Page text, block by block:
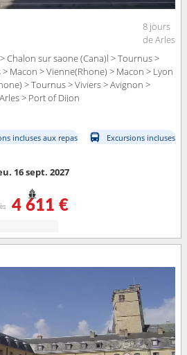
8 jours
de Arles
Chalon sur saone (Cana)l > Tournus >
Macon > Vienne(Rhone) > Macon > Lyon
> Tournus > Viviers > Avignon >
> Port of Dijon
incluses aux repas
Excursions incluses
16 sept. 2027
4 611 €